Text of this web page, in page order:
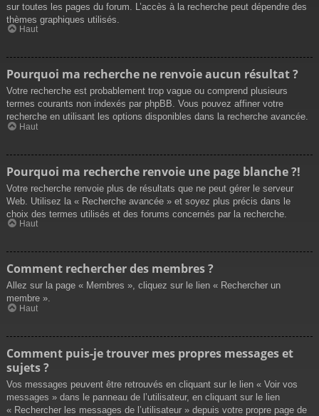
sur toutes les pages du forum. L’accès à la recherche peut dépendre des
thèmes graphiques utilisés.
Haut
Pourquoi ma recherche ne renvoie aucun résultat ?
Votre recherche est probablement trop vague ou comprend plusieurs
termes courants non indexés par phpBB. Vous pouvez affiner votre
recherche en utilisant les options disponibles dans la recherche avancée.
Haut
Pourquoi ma recherche renvoie une page blanche ?!
Votre recherche renvoie plus de résultats que ne peut gérer le serveur
Web. Utilisez la « Recherche avancée » et soyez plus précis dans le
choix des termes utilisés et des forums concernés par la recherche.
Haut
Comment rechercher des membres ?
Allez sur la page « Membres », cliquez sur le lien « Rechercher un
membre ».
Haut
Comment puis-je trouver mes propres messages et
sujets ?
Vos messages peuvent être retrouvés en cliquant sur le lien « Voir vos
messages » dans le panneau de l’utilisateur, en cliquant sur le lien
« Rechercher les messages de l’utilisateur » depuis votre propre page de